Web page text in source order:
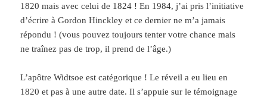
1820 mais avec celui de 1824 ! En 1984, j’ai pris l’initiative
d’écrire à Gordon Hinckley et ce dernier ne m’a jamais
répondu ! (vous pouvez toujours tenter votre chance mais
ne traînez pas de trop, il prend de l’âge.)
L’apôtre Widtsoe est catégorique ! Le réveil a eu lieu en
1820 et pas à une autre date. Il s’appuie sur le témoignage